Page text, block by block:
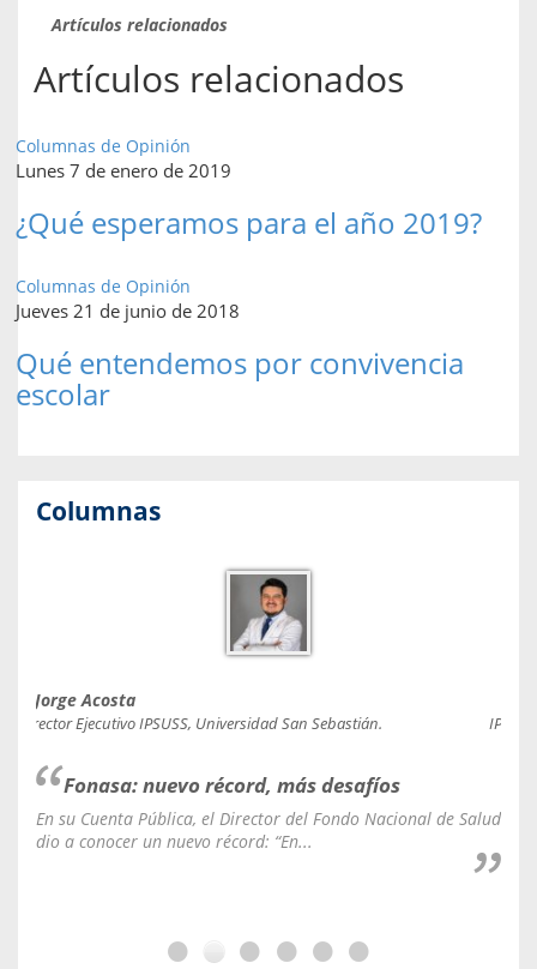
Artículos relacionados
Artículos relacionados
Columnas de Opinión
Lunes 7 de enero de 2019
¿Qué esperamos para el año 2019?
Columnas de Opinión
Jueves 21 de junio de 2018
Qué entendemos por convivencia
escolar
Columnas
Jorge Acosta
Director Ejecutivo IPSUSS, Universidad San Sebastián.
Fonasa: nuevo récord, más desafíos
En su Cuenta Pública, el Director del Fondo Nacional de Salud
dio a conocer un nuevo récord: “En...